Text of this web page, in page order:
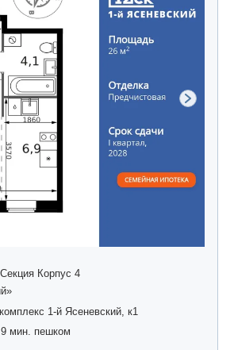
Корпус 4
1-й Ясеневский, к1
9 мин. пешком